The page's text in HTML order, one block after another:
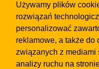
Używamy plików
rozwiązań
personalizować
reklamowe, a także do
związanych z mediami
analizy ruchu na